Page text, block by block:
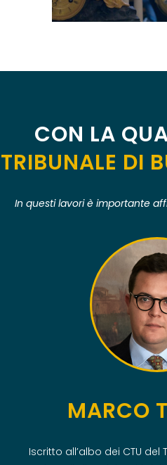
CON LA
TRIBUNALE DI
In questi lavori è importante
MARCO
Iscritto all’albo dei CTU del